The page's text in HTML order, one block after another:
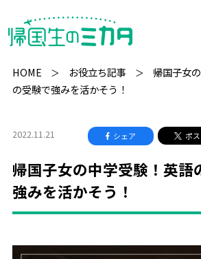
HOME お役立ち記事
帰国子女
の受験で強みを活かそう！
2022.11.21 シェア ポ
帰国子女の中学受験！英語
強みを活かそう！